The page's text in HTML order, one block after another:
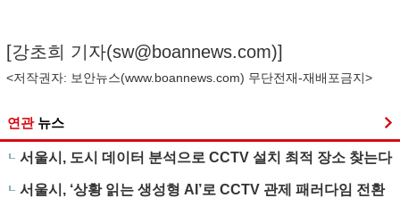
[강초희 기자(sw@boannews.com)]
<저작권자: 보안뉴스(www.boannews.com) 무단전재-재배포금지>
연관 뉴스
서울시, 도시 데이터 분석으로 CCTV 설치 최적 장소 찾는다
서울시, ‘상황 읽는 생성형 AI’로 CCTV 관제 패러다임 전환